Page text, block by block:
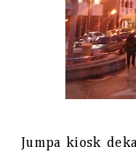
Jumpa kiosk